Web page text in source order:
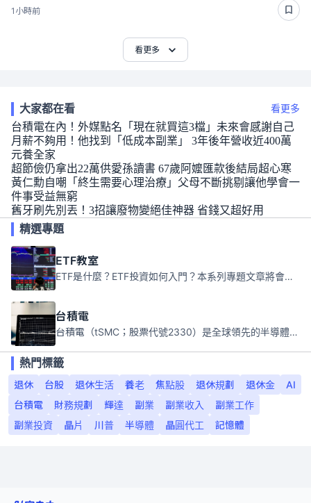
1小時前
看更多
大家都在看 看更多
台積電在內！外媒點名「現在就買這3檔」未來會感謝自己
月薪不夠用！他找到「低成本副業」 3年後年營收近400萬
元養全家
超節儉仍拿出22萬供愛孫讀書 67歲阿嬤匯款後結局超心寒
黃仁勳自嘲「終生需要心理治療」父母不斷挑剔讓他學會一
件事受益無窮
舊牙刷先別丟！3招讓廢物變絕佳神器 省錢又超好用
精選專題
ETF教室
ETF是什麼？ETF投資如何入門？本系列專題文章將會告訴你新手必須知道的ETF基礎知識。
台積電
台積電（tSMC；股票代號2330）是全球領先的半導體代工公司，成立於1987年，總部位於台灣新竹。且已於美國、日本、德國及中國設廠，台積電是全球首家專業積體電路製造服務公司，也是全球最先進和最大規模的半導體代工廠。
熱門標籤
退休
台股 退休生活 養老 焦點股 退休規劃 退休金
AI
台積電
財務規劃 輝達 副業 副業收入
副業工作
副業投資
晶片 川普 半導體 晶圓代工 記憶體